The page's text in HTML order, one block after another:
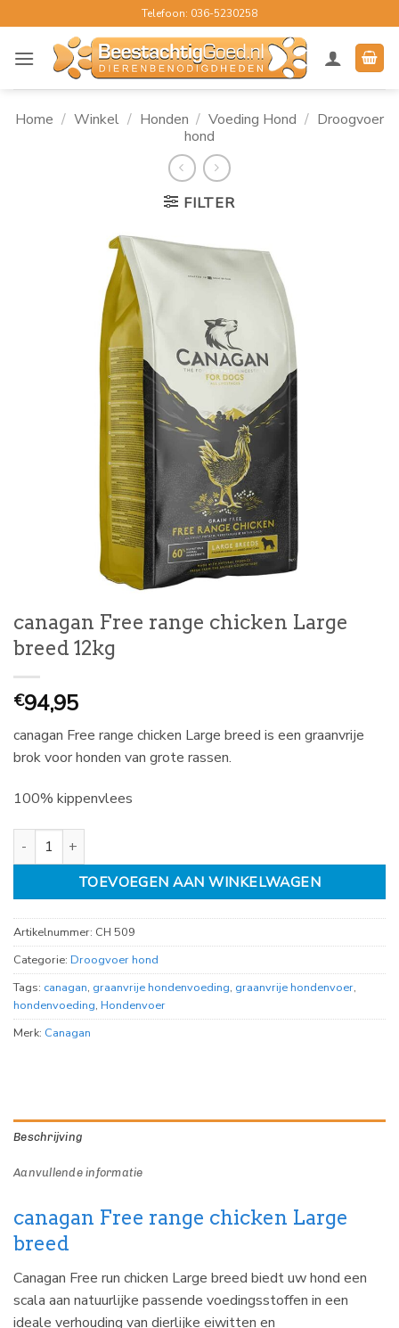
naar
inhoud
Telefoon: 036-5230258
Home / Winkel / Honden / Voeding Hond / Droogvoer
hond
FILTER
canagan Free range chicken Large
breed 12kg
€94,95
canagan Free range chicken Large breed is een graanvrije
brok voor honden van grote rassen.
100% kippenvlees
canagan Free range chicken Large breed 12kg aantal
TOEVOEGEN AAN WINKELWAGEN
Artikelnummer: CH 509
Categorie: Droogvoer hond
Tags: canagan, graanvrije hondenvoeding, graanvrije hondenvoer,
hondenvoeding, Hondenvoer
Merk: Canagan
Beschrijving
Aanvullende informatie
canagan Free range chicken Large
breed
Canagan Free run chicken Large breed biedt uw hond een
scala aan natuurlijke passende voedingsstoffen in een
ideale verhouding van dierlijke eiwitten en